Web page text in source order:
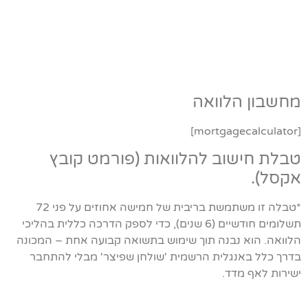
מחשבון הלוואה
[mortgagecalculator]
טבלת חישוב להלוואות (פורמט קובץ
אקסל).
*טבלה זו משתמשת בריבית של חמישה אחוזים על פני 72
תשלומים חודשיים (6 שנים), כדי לספק הדרכה כללית בהליכי
הלוואה. הוא נבנה תוך שימוש בתשואה קבועה אחת – המכונה
בדרך כלל באנגלית הרשמית 'שולחן שפיצר' מבלי להתחבר
ישירות לאף מדד.